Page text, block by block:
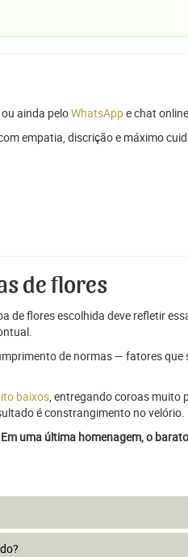
ou ainda peloWhatsAppe chat
empatia, discrição e máximo
de flores
de flores escolhida deve refletir
de normas — fatores
baixos, entregando coroas muito
é constrangimento no velório.
uma última homenagem, o